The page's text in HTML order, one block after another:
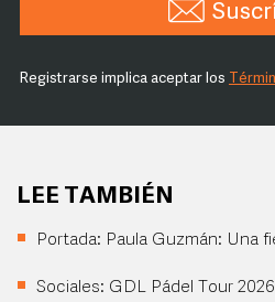
Registrarse implica aceptar los
LEE TAMBIÉN
Portada: Paula Guzmán: Una
Sociales: GDL Pádel Tour